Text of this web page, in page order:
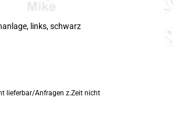
links, schwarz
z.Zeit nicht